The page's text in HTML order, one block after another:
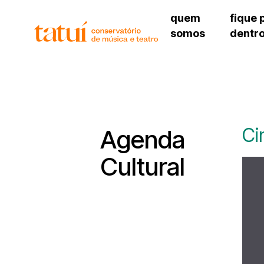
quem
somos
fique
Agenda
Cultural